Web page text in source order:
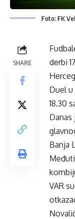
Foto: FK
SHARE
derbi
Duel
18.30
Banja
VAR